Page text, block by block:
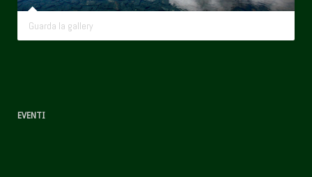
Guarda la gallery
EVENTI